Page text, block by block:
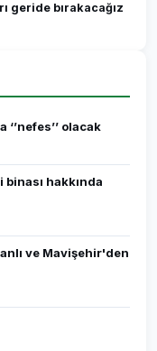
geride bırakacağız
olacak
hakkında
ve Mavişehir'den